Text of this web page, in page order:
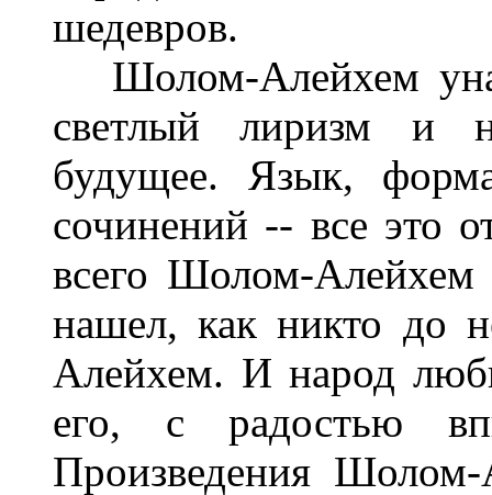
шедевров.
Шолом-Алейхем
светлый лиризм и
будущее. Язык,
сочинений -- все это
всего Шолом-Алейхем
нашел, как никто до
Алейхем. И народ
его, с радостью
Произведения Шолом-